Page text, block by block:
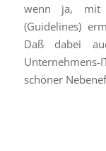
wenn ja, mit
(Guidelines)
Daß dabei
schöner